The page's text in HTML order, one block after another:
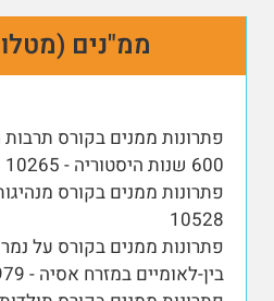
ממ"נים
פתרונות ממנים בקורס תרבות
600 שנות היסטוריה - 10265
פתרונות ממנים בקורס
10528
פתרונות ממנים בקורס על
בין-לאומיים במזרח אסיה - 10979